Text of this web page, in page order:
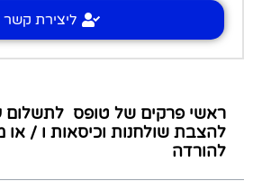
ליצירת קשר
ראשי פרקים של טופס ​​ לתשלום
להצבת שולחנות וכיסאות ו / או
להורדה